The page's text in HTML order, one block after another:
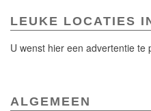
LEUKE LOCATIES
U wenst hier een advertentie te
ALGEMEEN